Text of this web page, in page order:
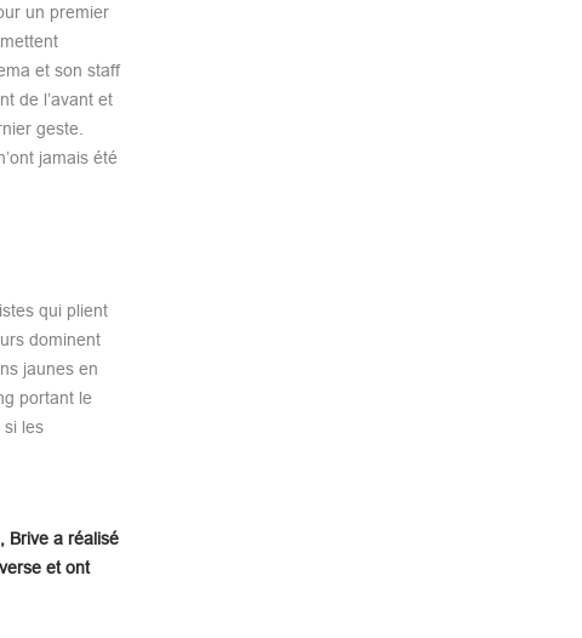
un premier
et son staff
de l’avant et
geste.
jamais été
qui plient
dominent
jaunes en
portant le
les
Brive a réalisé
et ont